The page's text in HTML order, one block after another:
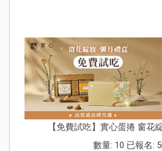
【免費試吃】實心蛋捲 窗花
數量: 10 已報名: